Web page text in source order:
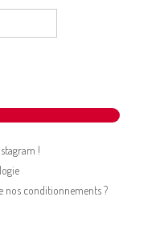
!
nos conditionnements ?